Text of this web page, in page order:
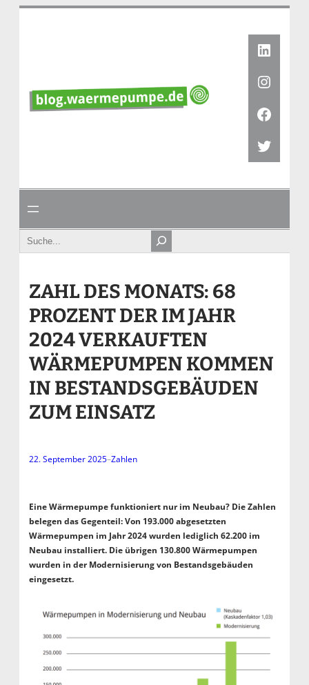
Zum
Search
ZAHL DES MONATS: 68
PROZENT DER IM JAHR
2024 VERKAUFTEN
WÄRMEPUMPEN KOMMEN
IN BESTANDSGEBÄUDEN
ZUM EINSATZ
22. September 2025–Zahlen
Eine Wärmepumpe funktioniert nur im Neubau? Die Zahlen
belegen das Gegenteil: Von 193.000 abgesetzten
Wärmepumpen im Jahr 2024 wurden lediglich 62.200 im
Neubau installiert. Die übrigen 130.800 Wärmepumpen
wurden in der Modernisierung von Bestandsgebäuden
eingesetzt.